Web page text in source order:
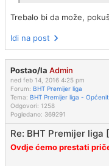
Trebalo bi da može,
Idi na post
Postao/la Admin
ned feb 14, 2016 4:25 pm
Forum: BHT Premijer liga
Tema: BHT Premijer liga -
Odgovori: 1258
Pogledano: 369291
Re: BHT Premijer liga
Ovdje ćemo prestati